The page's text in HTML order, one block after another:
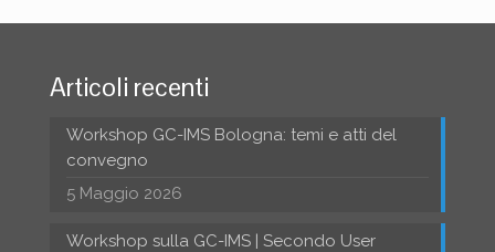
Articoli recenti
Workshop GC-IMS Bologna: temi e atti del
convegno
5 Maggio 2026
Workshop sulla GC-IMS | Secondo User